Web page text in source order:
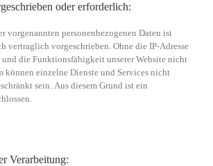
oder erforderlich:
vorgenannten personenbezogenen Daten ist
vertraglich vorgeschrieben. Ohne die IP-Adresse
die Funktionsfähigkeit unserer Website nicht
können einzelne Dienste und Services nicht
sein. Aus diesem Grund ist ein
Verarbeitung: